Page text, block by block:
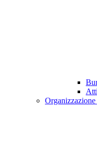
Organizzazione